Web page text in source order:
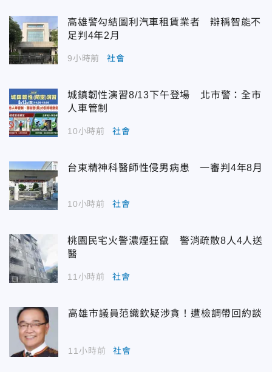
高雄警勾結圖利汽車租賃業者 辯稱智能不
足判4年2月
9小時前 社會
城鎮韌性演習8/13下午登場 北市警：全市
人車管制
10小時前 社會
台東精神科醫師性侵男病患 一審判4年8月
10小時前 社會
桃園民宅火警濃煙狂竄 警消疏散8人4人送
醫
11小時前 社會
高雄市議員范織欽疑涉貪！遭檢調帶回約談
11小時前 社會